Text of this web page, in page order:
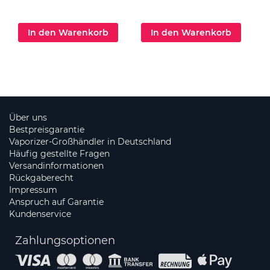
In den Warenkorb In den Warenkorb
Über uns
Bestpreisgarantie
Vaporizer-Großhändler in Deutschland
Häufig gestellte Fragen
Versandinformationen
Rückgaberecht
Impressum
Anspruch auf Garantie
Kundenservice
Zahlungsoptionen